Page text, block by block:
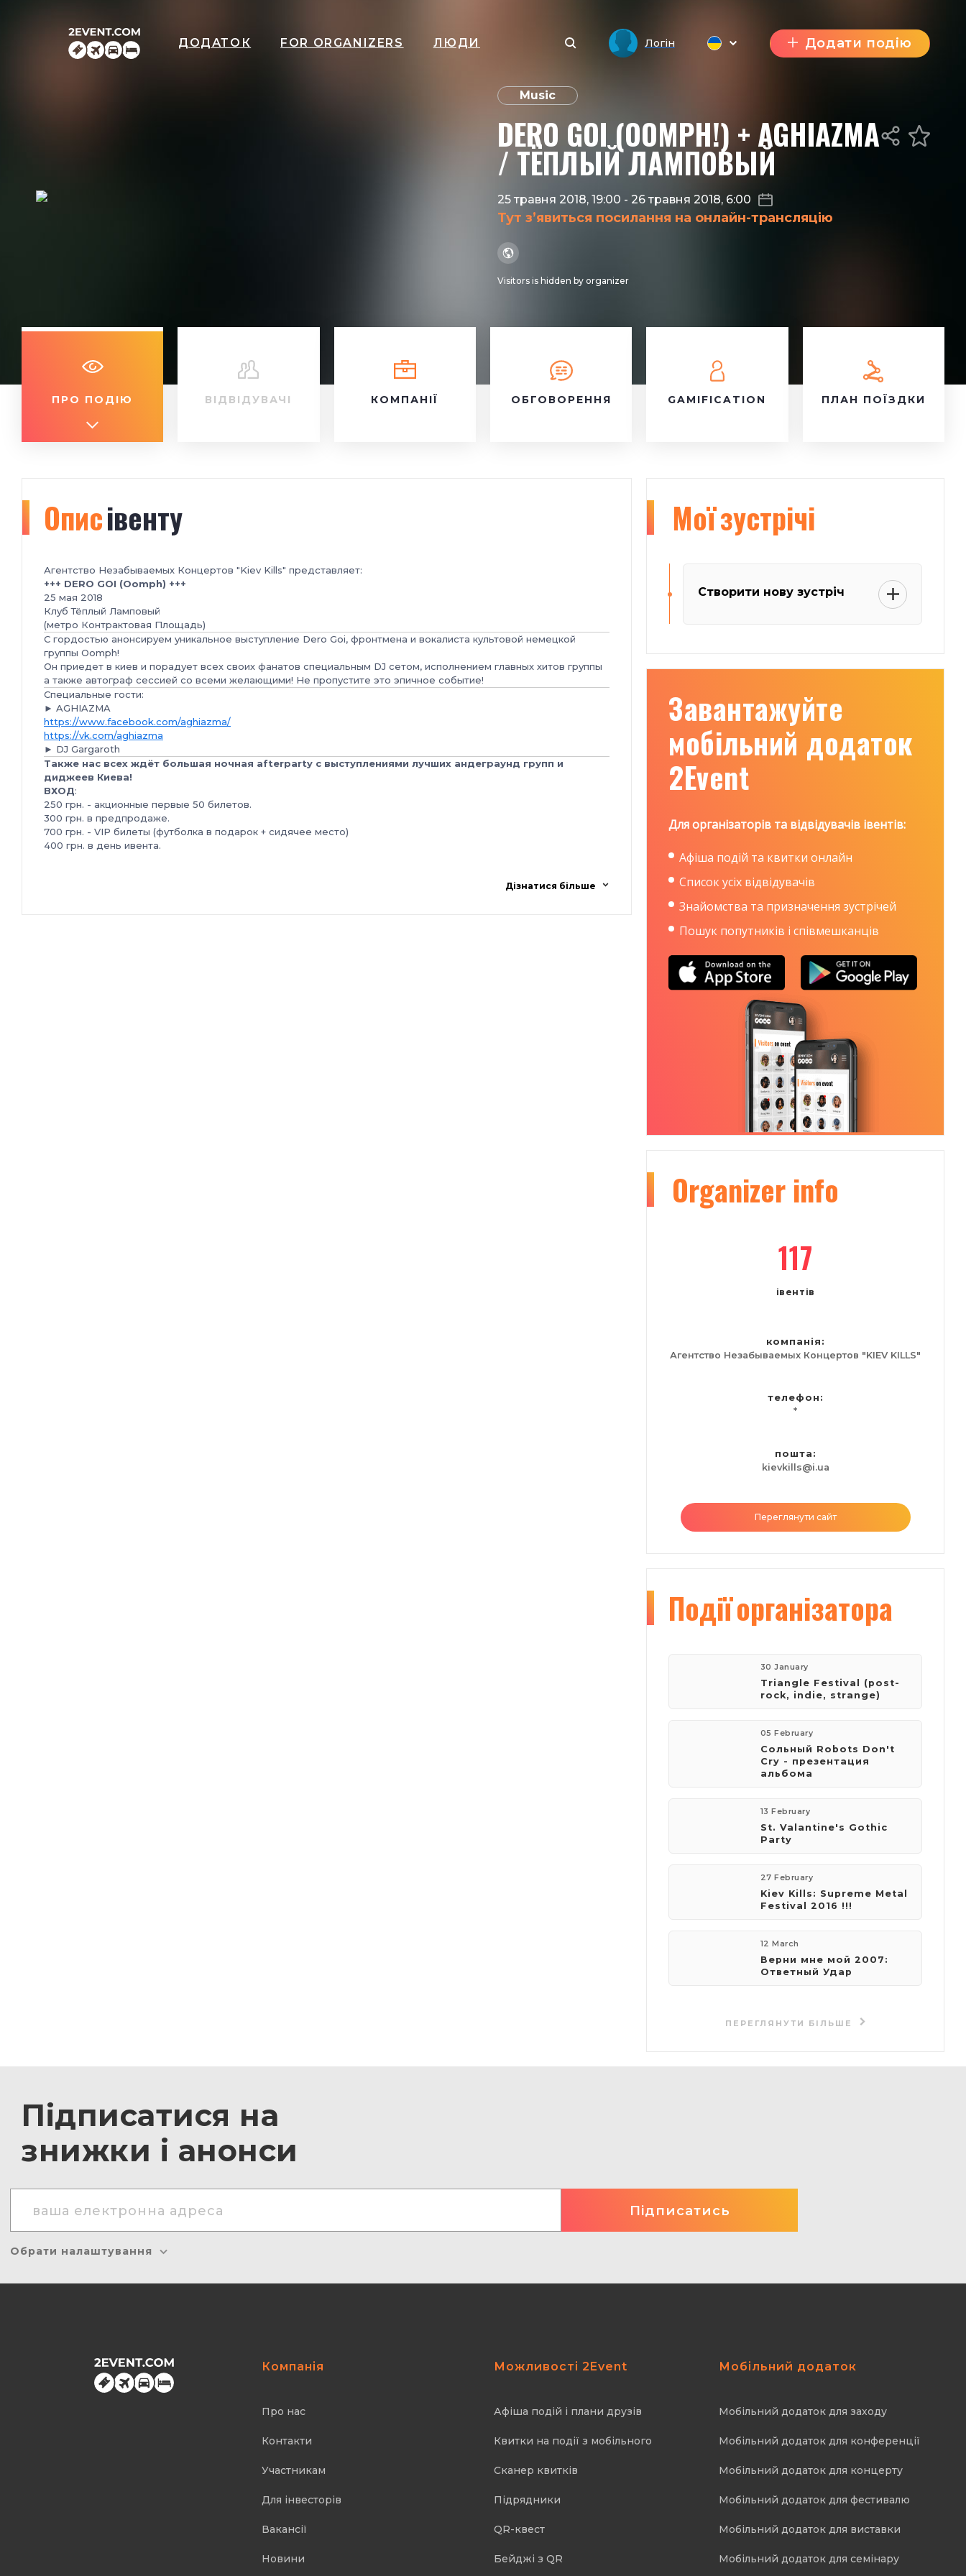
ДОДАТОК FOR ORGANIZERS ЛЮДИ Логін Додати подію
Music
DERO GOI (OOMPH!) + AGHIAZMA
/ ТЁПЛЫЙ ЛАМПОВЫЙ
25 травня 2018, 19:00 - 26 травня 2018, 6:00
Тут з’явиться посилання на онлайн-трансляцію
Visitors is hidden by organizer
ПРО ПОДІЮ ВІДВІДУВАЧІ КОМПАНІЇ ОБГОВОРЕННЯ GAMIFICATION ПЛАН ПОЇЗДКИ
Описівенту
Агентство Незабываемых Концертов "Kiev Kills" представляет:
+++ DERO GOI (Oomph) +++
25 мая 2018
Клуб Тёплый Ламповый
(метро Контрактовая Площадь)
С гордостью анонсируем уникальное выступление Dero Goi, фронтмена и вокалиста культовой немецкой
группы Oomph!
Он приедет в киев и порадует всех своих фанатов специальным DJ сетом, исполнением главных хитов группы
а также автограф сессией со всеми желающими! Не пропустите это эпичное событие!
Специальные гости:
► AGHIAZMA
https://www.facebook.com/aghiazma/
https://vk.com/aghiazma
► DJ Gargaroth
Также нас всех ждёт большая ночная afterparty с выступлениями лучших андеграунд групп и
диджеев Киева!
ВХОД:
250 грн. - акционные первые 50 билетов.
300 грн. в предпродаже.
700 грн. - VIP билеты (футболка в подарок + сидячее место)
400 грн. в день ивента.
Дізнатися більше
Моїзустрічі
Створити нову зустріч
Завантажуйте
мобільний додаток
2Event
Для організаторів та відвідувачів івентів:
Афіша подій та квитки онлайн
Список усіх відвідувачів
Знайомства та призначення зустрічей
Пошук попутників і співмешканців
Organizer info
117
івентів
компанія:
Агентство Незабываемых Концертов "KIEV KILLS"
телефон:
*
пошта:
kievkills@i.ua
Переглянути сайт
Подіїорганізатора
30 January
Triangle Festival (post-
rock, indie, strange)
05 February
Сольный Robots Don't
Cry - презентация
альбома
13 February
St. Valantine's Gothic
Party
27 February
Kiev Kills: Supreme Metal
Festival 2016 !!!
12 March
Верни мне мой 2007:
Ответный Удар
ПЕРЕГЛЯНУТИ БІЛЬШЕ
Підписатися на
знижки і анонси
Обрати налаштування
Компанія
Про нас
Контакти
Участникам
Для інвесторів
Вакансії
Новини
Можливості 2Event
Афіша подій і плани друзів
Квитки на події з мобільного
Cканер квитків
Підрядники
QR-квест
Бейджі з QR
Мобільний додаток
Мобільний додаток для заходу
Мобільний додаток для конференції
Мобільний додаток для концерту
Мобільний додаток для фестивалю
Мобільний додаток для виставки
Мобільний додаток для семінару